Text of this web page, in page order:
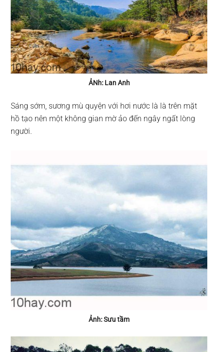
ẢNh: Lan Anh
Sáng sớm, sương mù quyện với hơi nước là là trên mặt
hồ tạo nên một không gian mờ ảo đến ngây ngất lòng
người.
Ảnh: Sưu tầm